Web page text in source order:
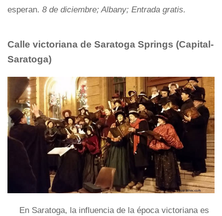
esperan. 8 de diciembre; Albany; Entrada gratis.
Calle victoriana de Saratoga Springs (Capital-
Saratoga)
En Saratoga, la influencia de la época victoriana es